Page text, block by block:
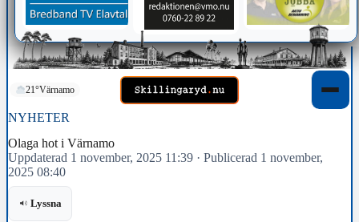
21°Värnamo
NYHETER
Olaga hot i Värnamo
Uppdaterad 1 november, 2025 11:39 · Publicerad 1 november,
2025 08:40
Lyssna